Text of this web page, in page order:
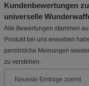
Kundenbewertungen
universelle
Alle Bewertungen stammen
Produkt bei uns erworben
persönliche Meinungen
zu verstehen.